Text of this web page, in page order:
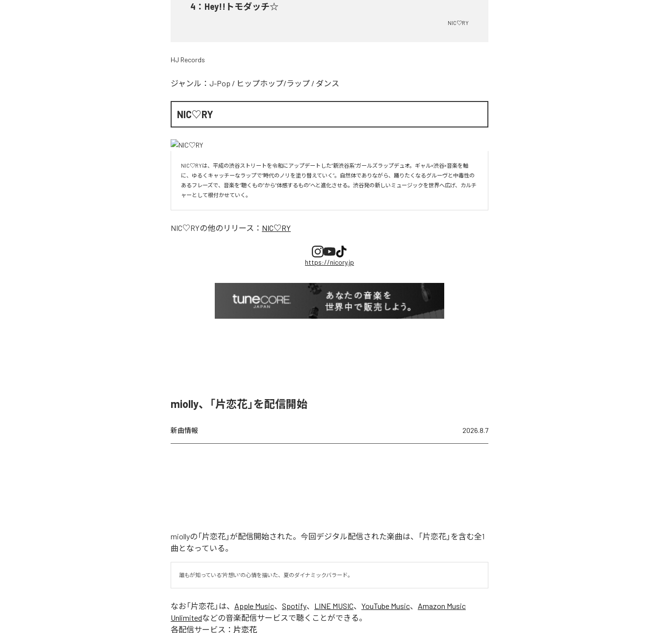
4 ： Hey!!トモダッチ☆
NIC♡RY
HJ Records
ジャンル： J-Pop / ヒップホップ/ラップ / ダンス
NIC♡RY
NIC♡RYは、平成の渋谷ストリートを令和にアップデートした“新渋谷系”ガールズラップデュオ。ギャル×渋谷×音楽を軸
に、ゆるくキャッチーなラップで“時代のノリを塗り替えていく”。自然体でありながら、踊りたくなるグルーヴと中毒性の
あるフレーズで、音楽を“聴くもの”から“体感するもの”へと進化させる。渋谷発の新しいミュージックを世界へ広げ、カルチ
ャーとして根付かせていく。
NIC♡RYの他のリリース： NIC♡RY
https://nicory.jp
miolly、「片恋花」を配信開始
新曲情報 2026.8.7
miollyの「片恋花」が配信開始された。今回デジタル配信された楽曲は、「片恋花」を含む全1
曲となっている。
誰もが知っている"片想い”の心情を描いた、夏のダイナミックバラード。
なお「片恋花 」は、 Apple Music、 Spotify、 LINE MUSIC、 YouTube Music、 Amazon Music
Unlimitedなどの音楽配信サービスで聴くことができる。
各配信サービス： 片恋花